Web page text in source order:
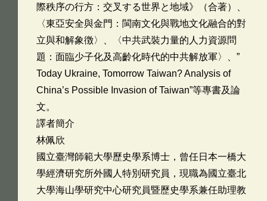
際秩序の行方：交叉する世界と地域》（合著）、
〈東亞安全與金門：閩南文化與戰地文化融合的對
立與和解象徴〉、〈中共武裝力量的人力資源問
題：面臨少子化及高齡化時代的中共解放軍〉、”
Today Ukraine, Tomorrow Taiwan? Analysis of
China’s Possible Invasion of Taiwan”等專書及論
文。
譯者簡介
林佩欣
國立臺灣師範大學歷史學系博士，曾任日本一橋大
學經濟研究所外國人特別研究員，現職為國立臺北
大學海山學研究中心研究員暨歷史學系兼任助理教